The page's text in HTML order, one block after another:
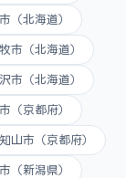
（北海道）
市（北海道）
市（北海道）
（京都府）
山市（京都府）
（新潟県）